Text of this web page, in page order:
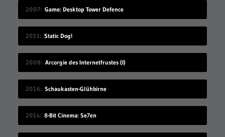
2007 Game: Desktop Tower Defence
2011 Static Dog!
2008 Arcorgie des Internetfrustes (I)
2016 Schaukasten-Glühbirne
2014 8-Bit Cinema: Se7en